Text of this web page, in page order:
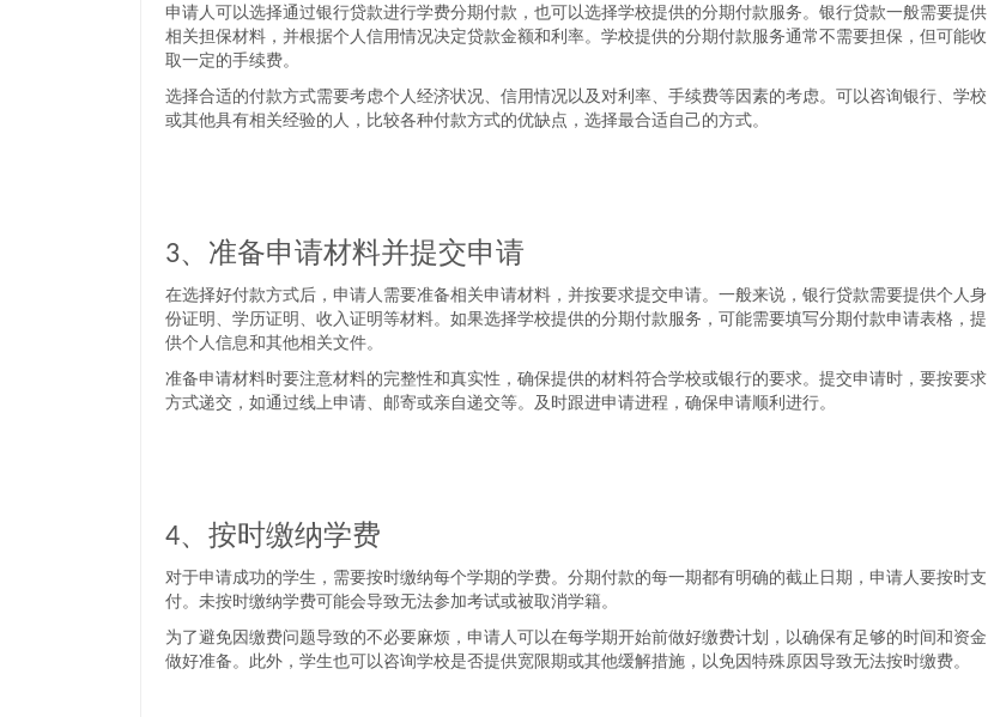
申请人可以选择通过银行贷款进行学费分期付款，也可以选择学校提供的分期付款服务。银行贷款一般需要提供
相关担保材料，并根据个人信用情况决定贷款金额和利率。学校提供的分期付款服务通常不需要担保，但可能收
取一定的手续费。
选择合适的付款方式需要考虑个人经济状况、信用情况以及对利率、手续费等因素的考虑。可以咨询银行、学校
或其他具有相关经验的人，比较各种付款方式的优缺点，选择最合适自己的方式。
3、准备申请材料并提交申请
在选择好付款方式后，申请人需要准备相关申请材料，并按要求提交申请。一般来说，银行贷款需要提供个人身
份证明、学历证明、收入证明等材料。如果选择学校提供的分期付款服务，可能需要填写分期付款申请表格，提
供个人信息和其他相关文件。
准备申请材料时要注意材料的完整性和真实性，确保提供的材料符合学校或银行的要求。提交申请时，要按要求
方式递交，如通过线上申请、邮寄或亲自递交等。及时跟进申请进程，确保申请顺利进行。
4、按时缴纳学费
对于申请成功的学生，需要按时缴纳每个学期的学费。分期付款的每一期都有明确的截止日期，申请人要按时支
付。未按时缴纳学费可能会导致无法参加考试或被取消学籍。
为了避免因缴费问题导致的不必要麻烦，申请人可以在每学期开始前做好缴费计划，以确保有足够的时间和资金
做好准备。此外，学生也可以咨询学校是否提供宽限期或其他缓解措施，以免因特殊原因导致无法按时缴费。